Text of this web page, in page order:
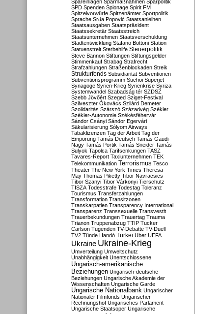
Spareinlagen Sparmaßnahmen Sparpolitik
SPD Spenden Spionage Spirit FM
Spitzelvorwürfe Spitzenämter Sportpolitik
Sprache Srđa Popović Staatsanleihen
Staatsausgaben Staatspräsident
Staatssekretär Staatsstreich
Staatsunternehmen Staatsverschuldung
Stadtentwicklung Stafano Bottoni Station
Statuenstreit Sterbehilfe Steuerpolitik
Steve Bannon Stiftungen Stiftungsgelder
Stimmenkauf Strabag Strafrecht
Strafzahlungen Straßenblockaden Streik
Strukturfonds Subsidiarität Subventionen
Subventionsprogramm Suchoi Superjet
Synagoge Syrien-Krieg Syrienkrise Syriza
Systemwandel Szabadság tér SZDSZ
Szebb Jövőért Szeged Sziget-Festival
Szilveszter Ókovács Szilárd Demeter
Szolidaritás Szárszó Századvég Székler
Székler-Autonomie Székésféhervár
Sándor Csányi Sándor Egervári
Säkularisierung Sólyom Airways
Tabaklizenzen Tag der Arbeit Tag der
Empörung Tamás Deutsch Tamás Gaudi-
Nagy Tamás Portik Tamás Sneider Tamás
Sulyok Tapolca Tarifsenkungen TASZ
Tavares-Report Taxiunternehmen TEK
Telekommunikation Terrorismus Tesco
Theater The New York Times Theresa
May Thomas Piketty Tibor Navracsics
Tibor Szanyi Tibor Várkonyi Tierschutz
TISZA Todesstrafe Todestag Toleranz
Tourismus Transferzahlungen
Transformation Transitzonen
Transkarpatien Transparency International
Transparenz Transsexuelle Transvestit
Trauerbekundungen Trauertag Trauma
Trianon Truppenabzug TTIP Tucker
Carlson Tugenden TV-Debatte TV-Duell
TV2 Tünde Handó Türkei Uber UEFA
Ukraine Ukraine-Krieg
Umverteilung Umweltschutz
Unabhängigkeit Unentschlossene
Ungarisch-amerikanische
Beziehungen Ungarisch-deutsche
Beziehungen Ungarische Akademie der
Wissenschaften Ungarische Garde
Ungarische Nationalbank Ungarischer
Nationaler Filmfonds Ungarischer
Rechnungshof Ungarisches Parlament
Ungarische Staatsoper Ungarische